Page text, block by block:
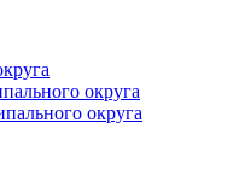
округа
округа